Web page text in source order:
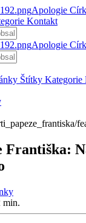
Apologie
Kontakt
Apologie
Štítky Kategorie
Františka:
min.